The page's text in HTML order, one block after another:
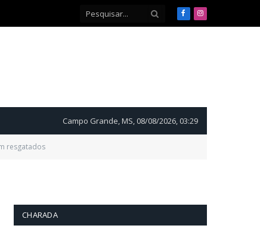
FacebookInstagram
Campo Grande, MS, 08/08/2026, 03:29
resgatados
CHARADA